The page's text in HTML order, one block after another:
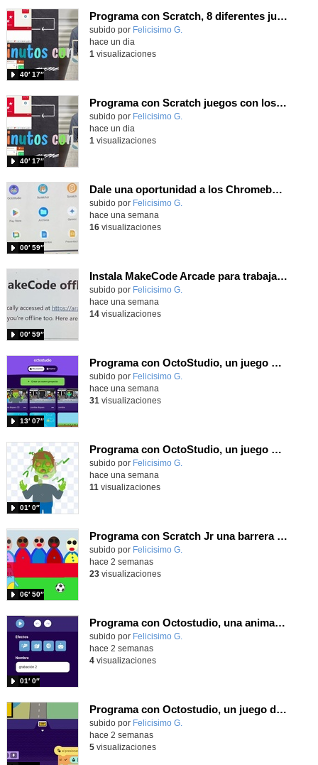
Programa con Scratch, 8 diferentes juegos para vivir la emoción de los partidos de España en el mundial 2026
Contenido educativo.
subido por Felicisimo G.
40′ 17″
hace un dia
1 visualizaciones
Programa con Scratch juegos con los partidos del mundial 2026 ganados por España
Contenido educativo.
subido por Felicisimo G.
40′ 17″
hace un dia
1 visualizaciones
Dale una oportunidad a los Chromebooks y utiliza un proyector para realizar talleres si no tienes pantallas táctiles
Contenido educativo.
subido por Felicisimo G.
00′ 59″
hace una semana
16visualizaciones
Instala MakeCode Arcade para trabajar offline en tu tablet, ordenador, Chromebook
Contenido educativo.
subido por Felicisimo G.
00′ 59″
hace una semana
14visualizaciones
Programa con OctoStudio, un juego de disparos contra Zombies con un cargador basado en el House of the dead
Contenido educativo.
subido por Felicisimo G.
13′ 07″
hace una semana
31 visualizaciones
Programa con OctoStudio, un juego homenajeando al House of the dead con Zombies
Contenido educativo.
subido por Felicisimo G.
01′ 0″
hace una semana
11 visualizaciones
Programa con Scratch Jr una barrera que se desplaza para dar sensación de movimiento
Contenido educativo.
subido por Felicisimo G.
06′ 50″
hace 2 semanas
23visualizaciones
Programa con Octostudio, una animación utilizando la cámara para una foto y audio y texto para comunicar.
Contenido educativo.
subido por Felicisimo G.
01′ 0″
hace 2 semanas
4visualizaciones
Programa con Octostudio, un juego de Educación Víal cruzando un paso de cebra.
Contenido educativo.
subido por Felicisimo G.
hace 2 semanas
5visualizaciones